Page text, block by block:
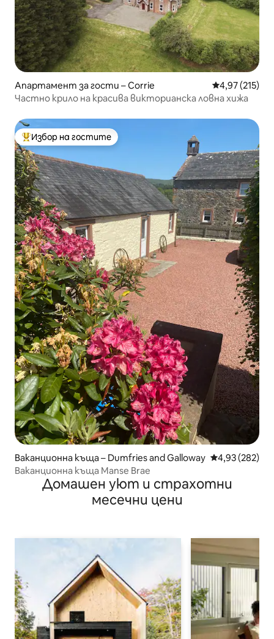
Апартамент за гости – Corrie Средна
4,97 (215)
Частно крило на красива викторианска ловна хижа
Най-популярен избор на гостите
Избор на гостите
Ваканционна къща – Dumfries and Galloway Средна
4,93 (282)
Ваканционна къща Manse Brae
Домашен уют и страхотни
месечни цени